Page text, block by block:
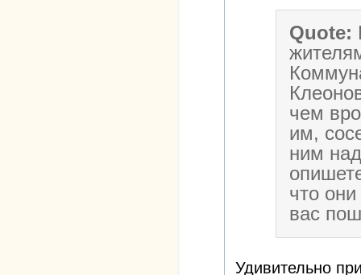
Quote:
чем
им,
ним
что
вас
Удивительно